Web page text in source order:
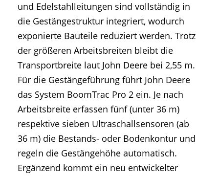
und Edelstahlleitungen sind vollständig in
die Gestängestruktur integriert, wodurch
exponierte Bauteile reduziert werden. Trotz
der größeren Arbeitsbreiten bleibt die
Transportbreite laut John Deere bei 2,55 m.
Für die Gestängeführung führt John Deere
das System BoomTrac Pro 2 ein. Je nach
Arbeitsbreite erfassen fünf (unter 36 m)
respektive sieben Ultraschallsensoren (ab
36 m) die Bestands- oder Bodenkontur und
regeln die Gestängehöhe automatisch.
Ergänzend kommt ein neu entwickelter